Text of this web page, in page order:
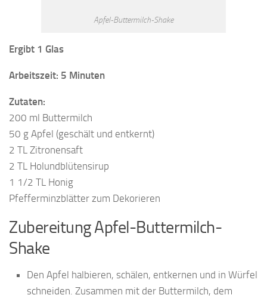
Apfel-Buttermilch-Shake
Ergibt 1 Glas
Arbeitszeit: 5 Minuten
Zutaten:
200 ml Buttermilch
50 g Apfel (geschält und entkernt)
2 TL Zitronensaft
2 TL Holundblütensirup
1 1/2 TL Honig
Pfefferminzblätter zum Dekorieren
Zubereitung Apfel-Buttermilch-
Shake
Den Apfel halbieren, schälen, entkernen und in Würfel
schneiden. Zusammen mit der Buttermilch, dem